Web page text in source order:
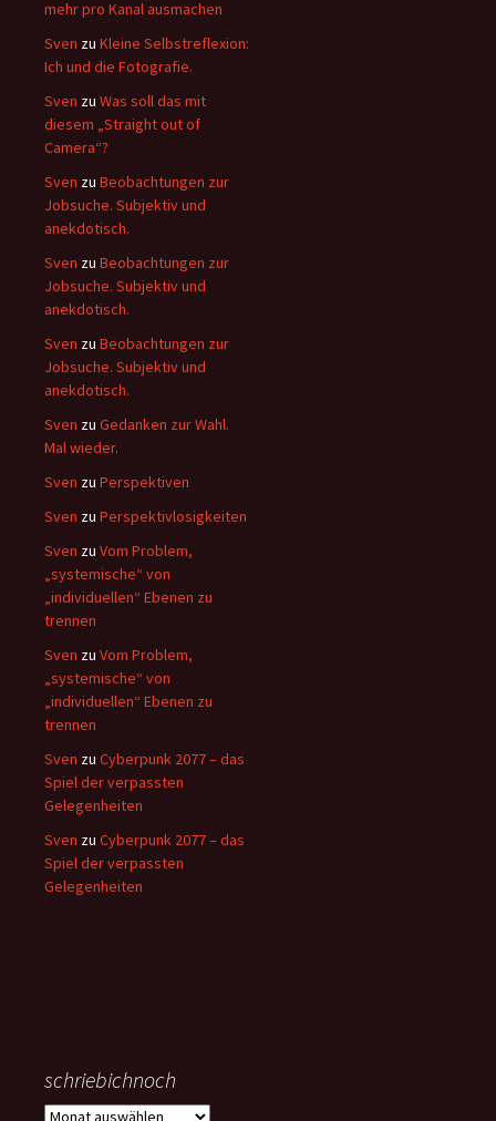
mehr pro Kanal ausmachen
Sven zu Kleine Selbstreflexion:
Ich und die Fotografie.
Sven zu Was soll das mit
diesem „Straight out of
Camera“?
Sven zu Beobachtungen zur
Jobsuche. Subjektiv und
anekdotisch.
Sven zu Beobachtungen zur
Jobsuche. Subjektiv und
anekdotisch.
Sven zu Beobachtungen zur
Jobsuche. Subjektiv und
anekdotisch.
Sven zu Gedanken zur Wahl.
Mal wieder.
Sven zu Perspektiven
Sven zu Perspektivlosigkeiten
Sven zu Vom Problem,
„systemische“ von
„individuellen“ Ebenen zu
trennen
Sven zu Vom Problem,
„systemische“ von
„individuellen“ Ebenen zu
trennen
Sven zu Cyberpunk 2077 – das
Spiel der verpassten
Gelegenheiten
Sven zu Cyberpunk 2077 – das
Spiel der verpassten
Gelegenheiten
schriebichnoch
schriebichnoch